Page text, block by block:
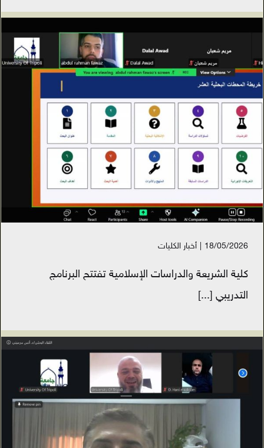
18/05/2026 أخبار الكليات
كلية الشريعة والدراسات الإسلامية تفتتح البرنامج
التدريبي [...]